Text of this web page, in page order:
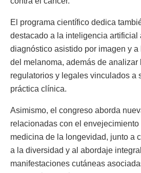
El programa científico dedica
destacado a la inteligencia artificial
diagnóstico asistido por imagen y
del melanoma, además de analizar
regulatorios y legales vinculados a
práctica clínica.
Asimismo, el congreso aborda
relacionadas con el
medicina de la longevidad, junto a
a la diversidad y al abordaje
manifestaciones cutáneas